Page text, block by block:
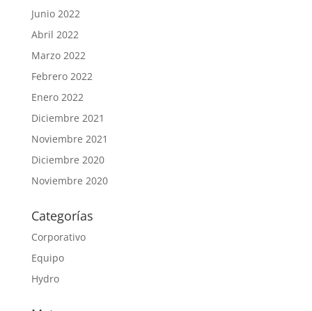
Junio 2022
Abril 2022
Marzo 2022
Febrero 2022
Enero 2022
Diciembre 2021
Noviembre 2021
Diciembre 2020
Noviembre 2020
Categorías
Corporativo
Equipo
Hydro